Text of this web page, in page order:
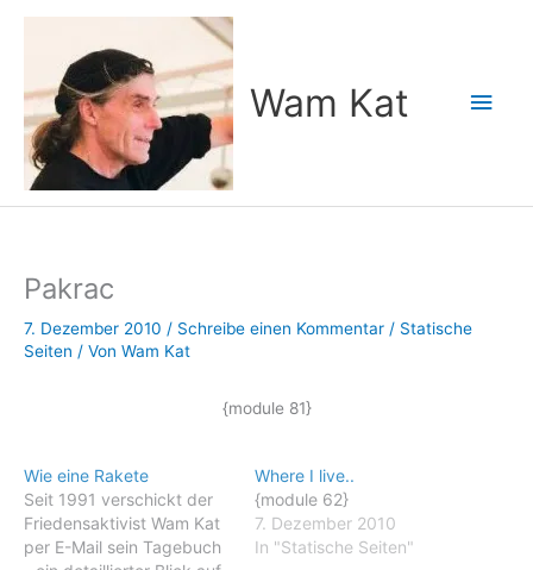
Wam Kat
Pakrac
7. Dezember 2010 / Schreibe einen Kommentar / Statische
Seiten / Von Wam Kat
{module 81}
Wie eine Rakete
Seit 1991 verschickt der
Friedensaktivist Wam Kat
per E-Mail sein Tagebuch
Where I live..
{module 62}
7. Dezember 2010
In "Statische Seiten"